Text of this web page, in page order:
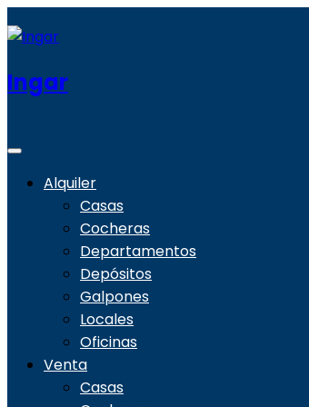
Ingar
Alquiler
Casas
Cocheras
Departamentos
Depósitos
Galpones
Locales
Oficinas
Venta
Casas